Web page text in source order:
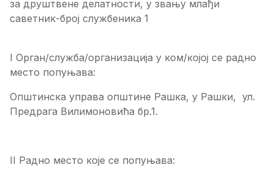
за друштвене делатности, у звању млађи
саветник-број службеника 1
I Орган/служба/организација у ком/којој се радно
место попуњава:
Општинска управа општине Рашка, у Рашки, ул.
Предрага Вилимоновића бр.1.
II Радно место које се попуњава: